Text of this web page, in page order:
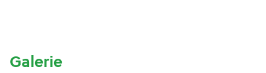
Galerie